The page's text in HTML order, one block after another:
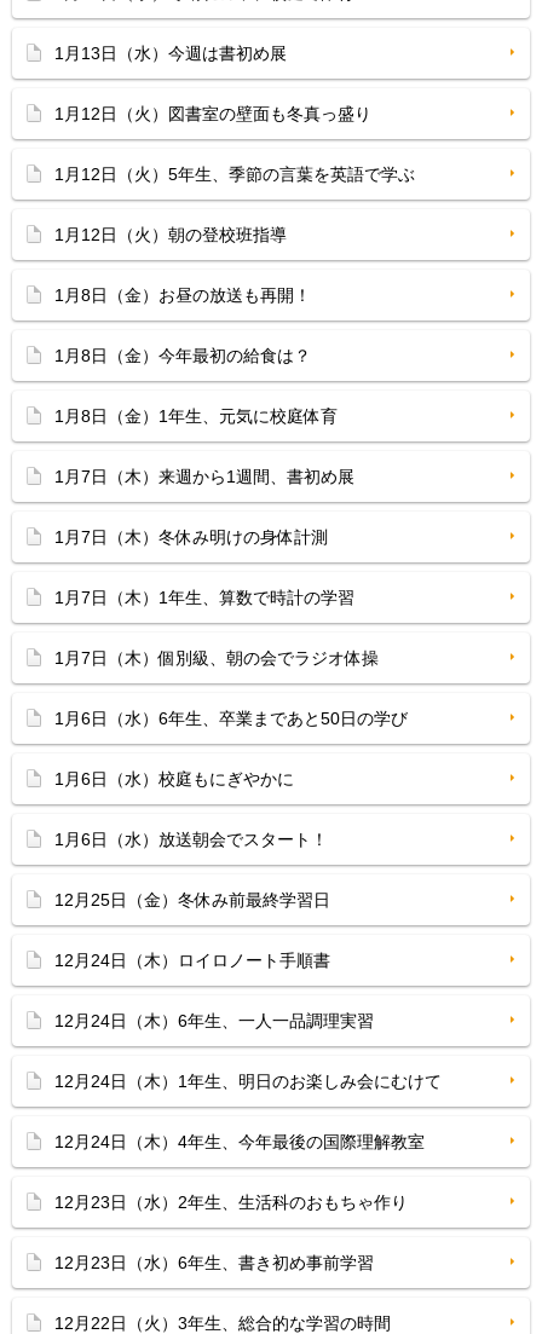
1月13日（水）今週は書初め展
1月12日（火）図書室の壁面も冬真っ盛り
1月12日（火）5年生、季節の言葉を英語で学ぶ
1月12日（火）朝の登校班指導
1月8日（金）お昼の放送も再開！
1月8日（金）今年最初の給食は？
1月8日（金）1年生、元気に校庭体育
1月7日（木）来週から1週間、書初め展
1月7日（木）冬休み明けの身体計測
1月7日（木）1年生、算数で時計の学習
1月7日（木）個別級、朝の会でラジオ体操
1月6日（水）6年生、卒業まであと50日の学び
1月6日（水）校庭もにぎやかに
1月6日（水）放送朝会でスタート！
12月25日（金）冬休み前最終学習日
12月24日（木）ロイロノート手順書
12月24日（木）6年生、一人一品調理実習
12月24日（木）1年生、明日のお楽しみ会にむけて
12月24日（木）4年生、今年最後の国際理解教室
12月23日（水）2年生、生活科のおもちゃ作り
12月23日（水）6年生、書き初め事前学習
12月22日（火）3年生、総合的な学習の時間